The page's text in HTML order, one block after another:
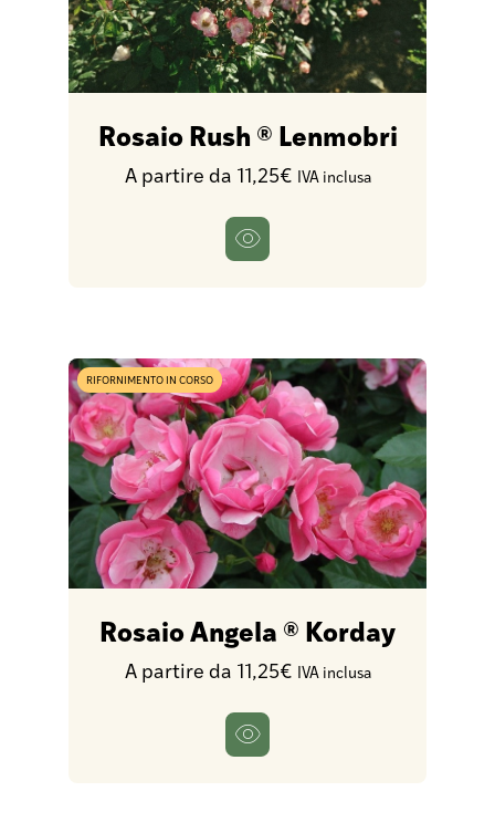
Rosaio Rush ® Lenmobri
A partire da 11,25€ IVA inclusa
RIFORNIMENTO IN CORSO
Rosaio Angela ® Korday
A partire da 11,25€ IVA inclusa